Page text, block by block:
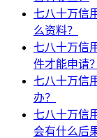
七八十万信
么资料？
七八十万信
件才能申请？
七八十万信
办？
七八十万信
会有什么后